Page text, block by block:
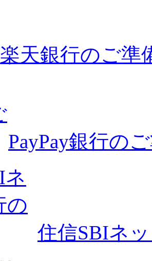
楽天銀行のご準
PayPay銀行の
住信SBIネ